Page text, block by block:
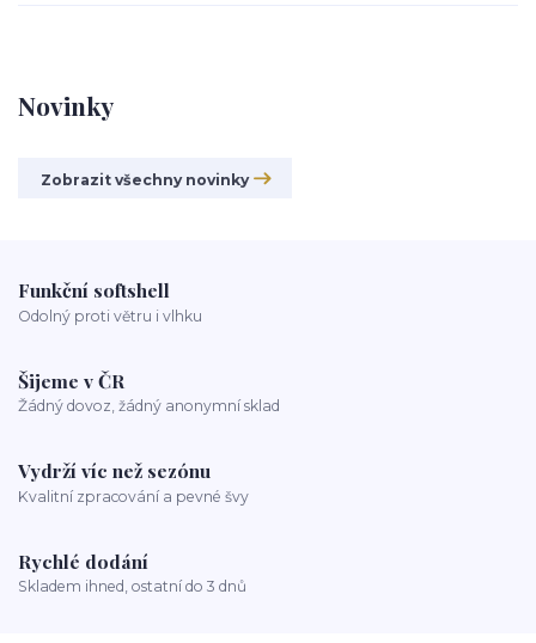
Novinky
Zobrazit všechny novinky
Funkční softshell
Odolný proti větru i vlhku
Šijeme v ČR
Žádný dovoz, žádný anonymní sklad
Vydrží víc než sezónu
Kvalitní zpracování a pevné švy
Rychlé dodání
Skladem ihned, ostatní do 3 dnů